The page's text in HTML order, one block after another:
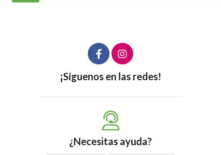
¡Síguenos en las redes!
¿Necesitas ayuda?